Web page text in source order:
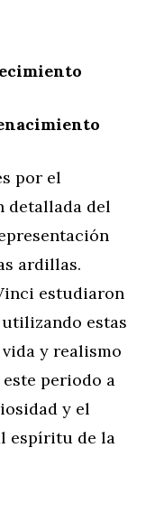
por el
detallada del
ardillas.
estudiaron
estas
y realismo
periodo a
y el
espíritu de la